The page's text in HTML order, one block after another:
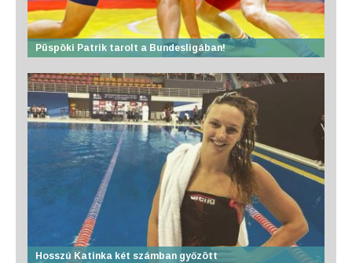
Püspöki Patrik tarolt a Bundesligában!
Hosszú Katinka két számban győzött